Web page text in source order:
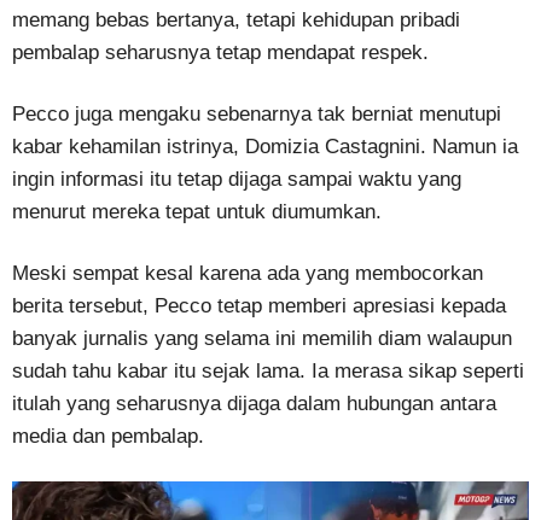
memang bebas bertanya, tetapi kehidupan pribadi
pembalap seharusnya tetap mendapat respek.
Pecco juga mengaku sebenarnya tak berniat menutupi
kabar kehamilan istrinya, Domizia Castagnini. Namun ia
ingin informasi itu tetap dijaga sampai waktu yang
menurut mereka tepat untuk diumumkan.
Meski sempat kesal karena ada yang membocorkan
berita tersebut, Pecco tetap memberi apresiasi kepada
banyak jurnalis yang selama ini memilih diam walaupun
sudah tahu kabar itu sejak lama. Ia merasa sikap seperti
itulah yang seharusnya dijaga dalam hubungan antara
media dan pembalap.